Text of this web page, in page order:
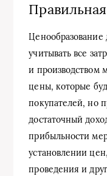
учитывать все
и производством
цены, которые
покупателей, но
достаточный
прибыльности
установлении
проведения и